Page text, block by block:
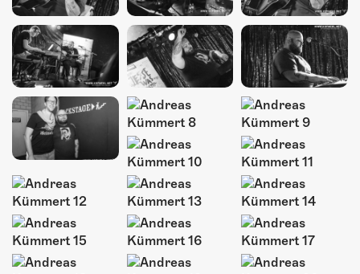
PHOTOMAT
INFOS
KONTAKT
ÜBER UNS
GÖNNEREI
SHOP
MITMACHEN